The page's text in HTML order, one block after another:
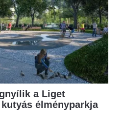
a Liget
élményparkja